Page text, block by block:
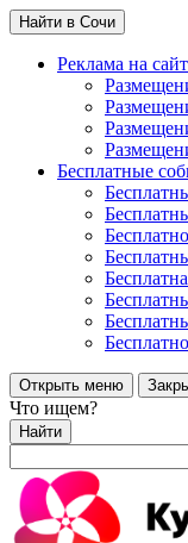
Найти в Сочи
Реклама на
Бесплатные
Открыть меню
Что ищем?
Найти